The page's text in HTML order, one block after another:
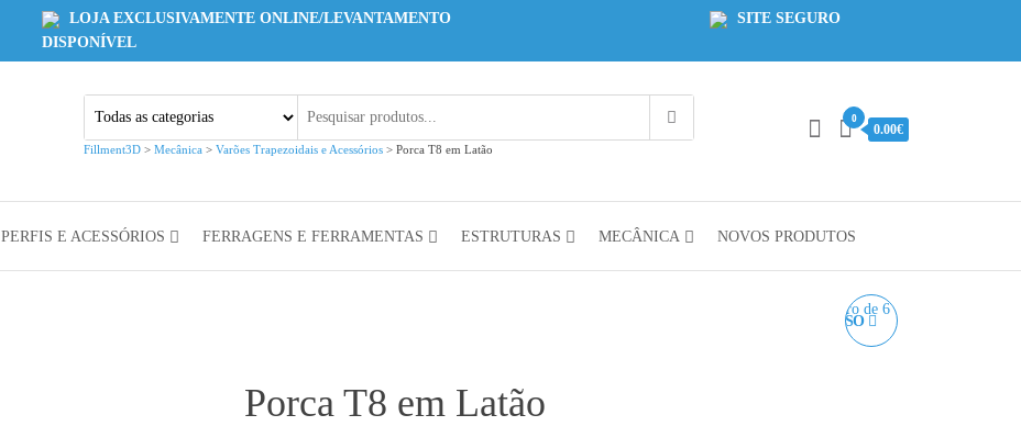
LOJA EXCLUSIVAMENTE ONLINE/LEVANTAMENTO
DISPONÍVEL
SITE SEGURO
Fillment3D > Mecânica > Varões Trapezoidais e Acessórios > Porca T8 em Latão
0
0.00€
PERFIS E ACESSÓRIOS FERRAGENS E FERRAMENTAS ESTRUTURAS MECÂNICA NOVOS PRODUTOS
VARÃO REDONDO LISO
Porca T8 em Latão